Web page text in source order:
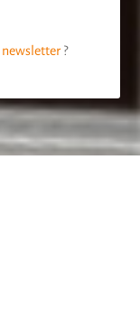
newsletter ?